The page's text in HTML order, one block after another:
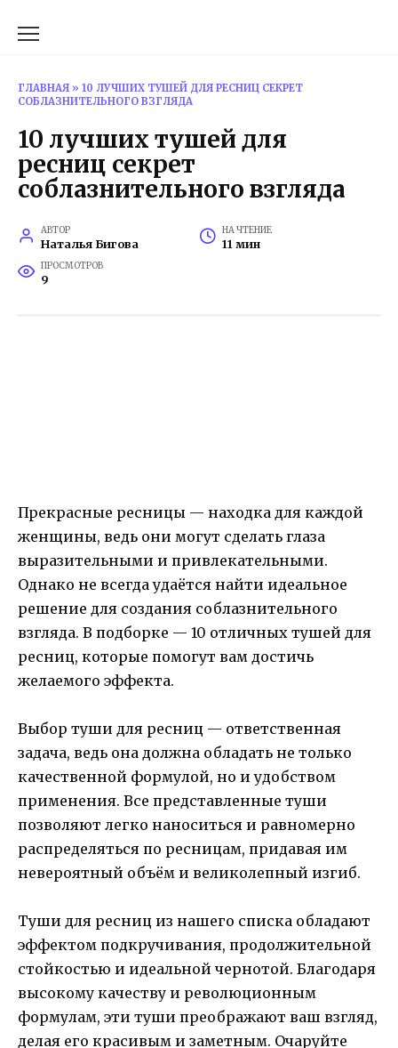
ГЛАВНАЯ » 10 ЛУЧШИХ ТУШЕЙ ДЛЯ РЕСНИЦ СЕКРЕТ
СОБЛАЗНИТЕЛЬНОГО ВЗГЛЯДА
10 лучших тушей для
ресниц секрет
соблазнительного взгляда
АВТОР
Наталья Бигова
НА ЧТЕНИЕ
11 мин
ПРОСМОТРОВ
9
Прекрасные ресницы — находка для каждой
женщины, ведь они могут сделать глаза
выразительными и привлекательными.
Однако не всегда удаётся найти идеальное
решение для создания соблазнительного
взгляда. В подборке — 10 отличных тушей для
ресниц, которые помогут вам достичь
желаемого эффекта.
Выбор туши для ресниц — ответственная
задача, ведь она должна обладать не только
качественной формулой, но и удобством
применения. Все представленные туши
позволяют легко наноситься и равномерно
распределяться по ресницам, придавая им
невероятный объём и великолепный изгиб.
Туши для ресниц из нашего списка обладают
эффектом подкручивания, продолжительной
стойкостью и идеальной чернотой. Благодаря
высокому качеству и революционным
формулам, эти туши преображают ваш взгляд,
делая его красивым и заметным. Очаруйте